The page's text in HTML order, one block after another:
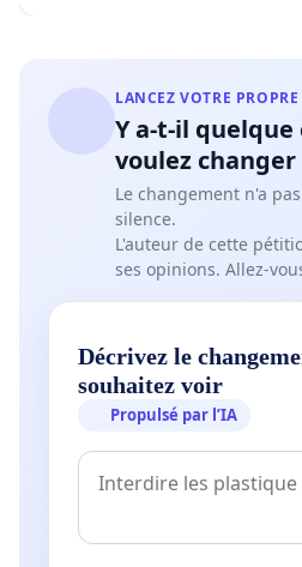
LANCEZ VOTRE
Y a-t-il quelque
voulez changer
Le changement n'a
silence.
L'auteur de cette
ses opinions. Allez-
Décrivez le
souhaitez voir
Propulsé par l’IA